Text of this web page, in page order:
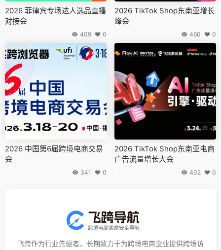
2026 菲律宾专场达人选品直播
对接会
409 0
2026 TikTok Shop东南亚增长
峰会
460 0
2026 中国第6届跨境电商交易
会
341 0
2026 TikTok Shop东南亚电商
广告流量增长大会
402 0
飞跨作为行业先驱者，长期致力于为跨境电商企业提供跨境访